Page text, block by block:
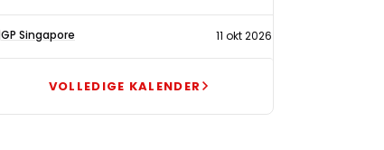
GP Singapore 11 okt 2026
VOLLEDIGE KALENDER